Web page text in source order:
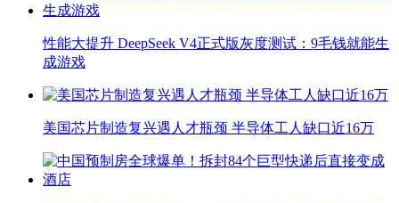
性能大提升 DeepSeek V4正式版灰度测试：9毛钱就能生
成游戏
美国芯片制造复兴遇人才瓶颈 半导体工人缺口近16万